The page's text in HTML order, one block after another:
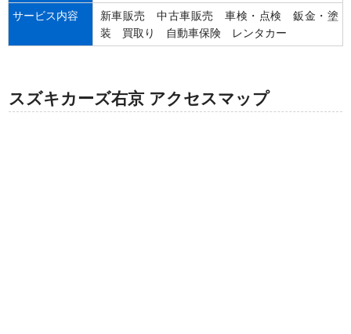
サービス内容
新車販売 中古車販売 車検・点検 鈑金・塗
装 買取り 自動車保険 レンタカー
スズキカーズ右京 アクセスマップ